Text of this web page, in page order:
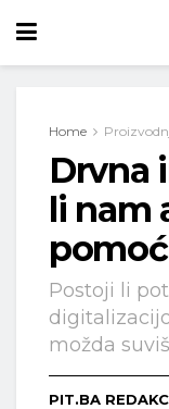
Home
Drvna
li nam
Postoji li
možda
PIT.BA